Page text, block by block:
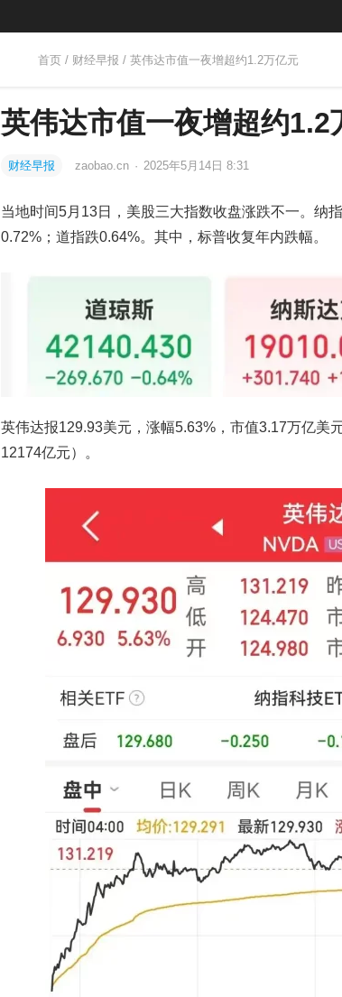
首页 / 财经早报 / 英伟达市值一夜增超约1.2万亿元
英伟达市值一夜增超约1.2
财经早报 zaobao.cn · 2025年5月14日 8:31
当地时间5月13日，美股三大指数收盘涨跌不一。纳
0.72%；道指跌0.64%。其中，标普收复年内跌幅。
英伟达报129.93美元，涨幅5.63%，市值3.17万亿美
12174亿元）。